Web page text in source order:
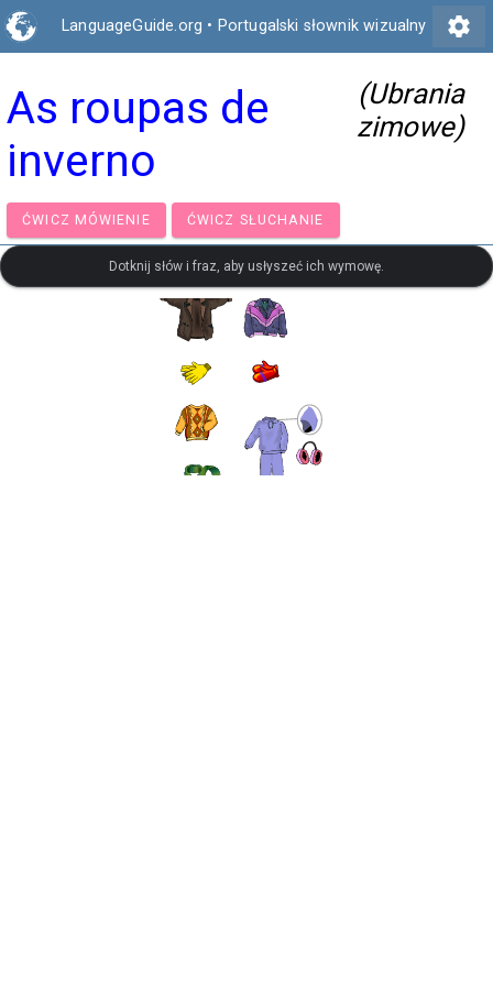
LanguageGuide.org • Portugalski słownik wizualny settings
As roupas de
inverno
(Ubrania
zimowe)
ĆWICZ MÓWIENIE ĆWICZ SŁUCHANIE
Dotknij słów i fraz, aby usłyszeć ich wymowę.